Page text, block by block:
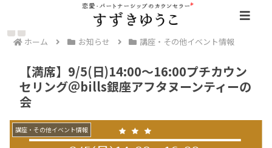
ホーム お知らせ 講座・その他イベント情報
【満席】9/5(日)14:00～16:00プチカウン
セリング＠bills銀座アフタヌーンティーの
会
講座・その他イベント情報